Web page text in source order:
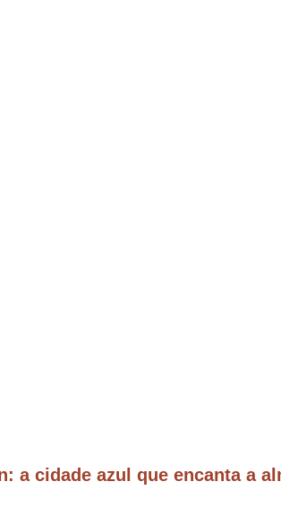
a cidade azul que encanta a